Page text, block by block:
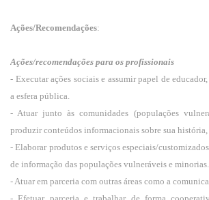
Ações/Recomendações:
Ações/recomendações para os profissionais
- Executar ações sociais e assumir papel de
a esfera pública.
- Atuar junto às comunidades (populações
produzir conteúdos informacionais sobre sua
- Elaborar produtos e serviços especiais/
de informação das populações vulneráveis e minorias.
- Atuar em parceria com outras áreas como a